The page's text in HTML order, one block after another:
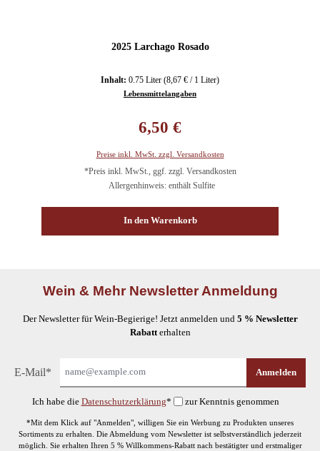
2025 Larchago Rosado
Inhalt: 0.75 Liter (8,67 € / 1 Liter)
Lebensmittelangaben
6,50 €
Preise inkl. MwSt. zzgl. Versandkosten
*Preis inkl. MwSt., ggf. zzgl. Versandkosten
Allergenhinweis: enthält Sulfite
In den Warenkorb
Wein & Mehr Newsletter Anmeldung
Der Newsletter für Wein-Begierige! Jetzt anmelden und 5 % Newsletter
Rabatterhalten
E-Mail* Anmelden
Ich habe die Datenschutzerklärung* zur Kenntnis genommen
*Mit dem Klick auf "Anmelden", willigen Sie ein Werbung zu Produkten unseres
Sortiments zu erhalten. Die Abmeldung vom Newsletter ist selbstverständlich jederzeit
möglich. Sie erhalten Ihren 5 % Willkommens-Rabatt nach bestätigter und erstmaliger